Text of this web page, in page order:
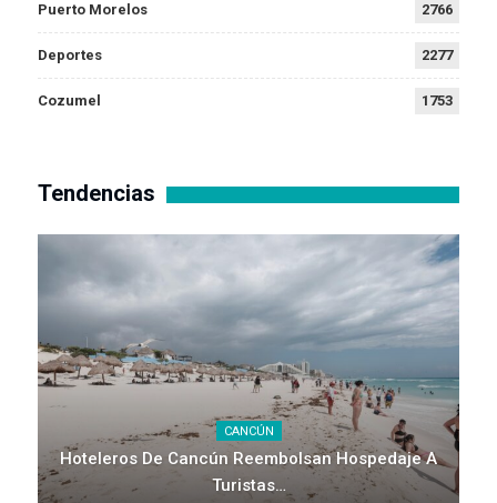
Puerto Morelos 2766
Deportes 2277
Cozumel 1753
Tendencias
CANCÚN
Hoteleros De Cancún Reembolsan Hospedaje A
Turistas…